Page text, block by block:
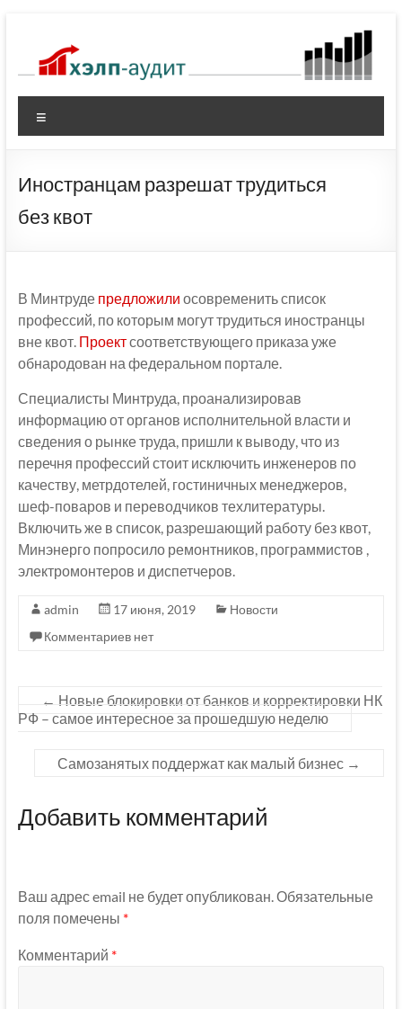
содержимому
Иностранцам разрешат трудиться
без квот
В Минтруде предложили осовременить список
профессий, по которым могут трудиться иностранцы
вне квот. Проектсоответствующего приказа уже
обнародован на федеральном портале.
Специалисты Минтруда, проанализировав
информацию от органов исполнительной власти и
сведения о рынке труда, пришли к выводу, что из
перечня профессий стоит исключить инженеров по
качеству, метрдотелей, гостиничных менеджеров,
шеф-поваров и переводчиков техлитературы.
Включить же в список, разрешающий работу без квот,
Минэнерго попросило ремонтников, программистов ,
электромонтеров и диспетчеров.
admin 17 июня, 2019
Новости
Комментариев нет
← Новые блокировки от банков и корректировки НК
РФ – самое интересное за прошедшую неделю
Самозанятых поддержат как малый бизнес →
Добавить комментарий
Ваш адрес email не будет опубликован. Обязательные
поля помечены *
Комментарий *